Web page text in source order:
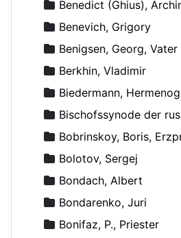
Benedict (Ghius),
Benevich, Grigory
Benigsen, Georg, Vater
Berkhin, Vladimir
Biedermann,
Bischofssynode der
Bobrinskoy, Boris,
Bolotov, Sergej
Bondach, Albert
Bondarenko, Juri
Bonifaz, P., Priester